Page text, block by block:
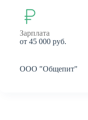
Зарплата
от 45 000 руб.
ООО "Общепит"